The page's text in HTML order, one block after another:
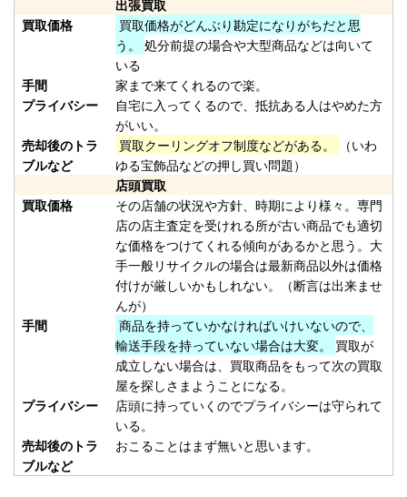
ホンデックス HE-71GPⅡ 魚探 未
釣具買取クーポン
plamo20260124-
02（2026/02/28迄）
37,500円
2026/01/24
ホンデックス HE-81GPⅢ 魚探 未
使用
釣具買取クーポン
plamo20260124-
（2026/02/28迄）
36,000円
2026/01/24
ホンデックス PS-610C-WP ワカ
サギパック 魚探 未使用
釣具買取クーポン
plamo20260124-
（2026/02/28迄）
28,500円
2026/01/24
ホンデックス PS-501CN 魚探 未
釣具買取クーポン
plamo20260124-
05 （2026/02/28迄）
15,000円
ABU カーディナル33 CDL 未使用
57,000円
出張買取
買取価格
買取価格がどんぶり勘定になりがちだと思
う。 処分前提の場合や大型商品などは向いて
いる
手間
家まで来てくれるので楽。
プライバシー
自宅に入ってくるので、抵抗ある人はやめた方
がいい。
売却後のトラ
ブルなど
買取クーリングオフ制度などがある。
（いわ
ゆる宝飾品などの押し買い問題）
店頭買取
買取価格
その店舗の状況や方針、時期により様々。専門
店の店主査定を受けれる所が古い商品でも適切
な価格をつけてくれる傾向があるかと思う。大
手一般リサイクルの場合は最新商品以外は価格
付けが厳しいかもしれない。（断言は出来ませ
んが）
手間
商品を持っていかなければいけいないので、
輸送手段を持っていない場合は大変。 買取が
成立しない場合は、買取商品をもって次の買取
屋を探しさまようことになる。
プライバシー
店頭に持っていくのでプライバシーは守られて
いる。
売却後のトラ
ブルなど
おこることはまず無いと思います。